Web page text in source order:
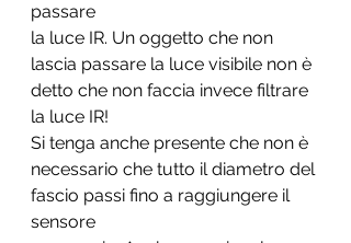
passare
la luce IR. Un oggetto che non
lascia passare la luce visibile non è
detto che non faccia invece filtrare
la luce IR!
Si tenga anche presente che non è
necessario che tutto il diametro del
fascio passi fino a raggiungere il
sensore